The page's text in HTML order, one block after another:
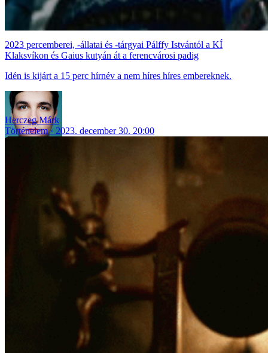
2023 percemberei, -állatai és -tárgyai Pálffy Istvántól a KÍ
Klaksvíkon és Gaius kutyán át a ferencvárosi padig
Idén is kijárt a 15 perc hírnév a nem híres híres embereknek.
Herczeg Márk
Történelem
2023. december 30. 20:00